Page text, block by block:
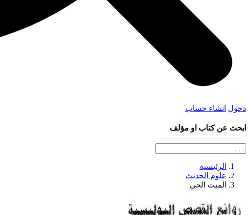
دخول انشاء حساب
ابحث عن كتاب او مؤلف
الرئيسية
علوم الحديث
الميت الحي